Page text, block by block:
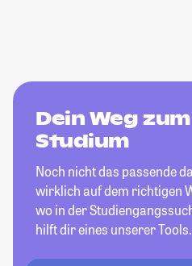
Dein Weg
Studium
Noch nicht das passende
wirklich auf dem richtigen
wo in der
hilft dir eines unserer Tools.